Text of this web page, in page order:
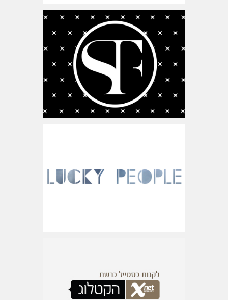
www.simplyfashion.co.il
ישראל
www.xnet.co.il/catalog
ישראל